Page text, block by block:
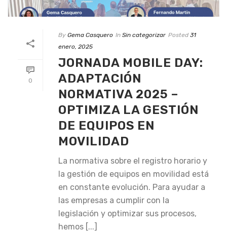
0
By Gema Casquero In Sin categorizar Posted 31
enero, 2025
JORNADA MOBILE DAY:
ADAPTACIÓN
NORMATIVA 2025 –
OPTIMIZA LA GESTIÓN
DE EQUIPOS EN
MOVILIDAD
La normativa sobre el registro horario y
la gestión de equipos en movilidad está
en constante evolución. Para ayudar a
las empresas a cumplir con la
legislación y optimizar sus procesos,
hemos [...]